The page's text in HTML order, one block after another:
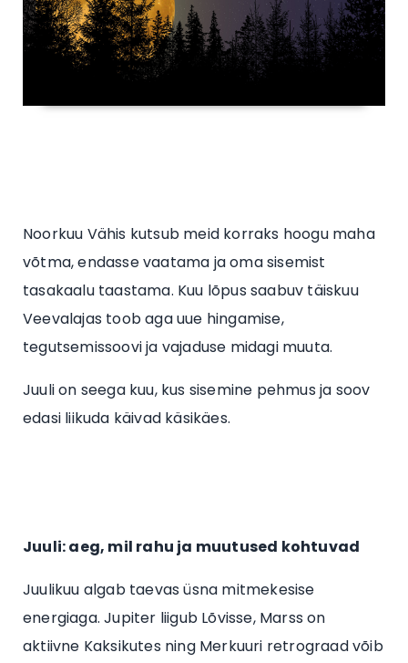
Noorkuu Vähis kutsub meid korraks hoogu maha
võtma, endasse vaatama ja oma sisemist
tasakaalu taastama. Kuu lõpus saabuv täiskuu
Veevalajas toob aga uue hingamise,
tegutsemissoovi ja vajaduse midagi muuta.
Juuli on seega kuu, kus sisemine pehmus ja soov
edasi liikuda käivad käsikäes.
Juuli: aeg, mil rahu ja muutused kohtuvad
Juulikuu algab taevas üsna mitmekesise
energiaga. Jupiter liigub Lõvisse, Marss on
aktiivne Kaksikutes ning Merkuuri retrograad võib